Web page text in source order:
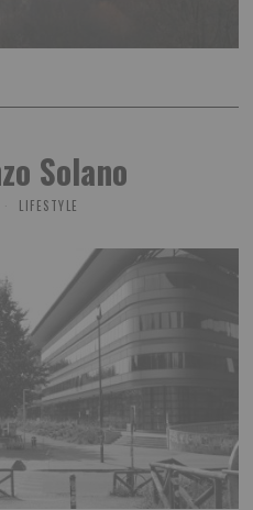
Solano
LIFESTYLE